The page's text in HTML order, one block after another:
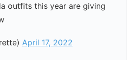
outfits this year are giving
April 17, 2022